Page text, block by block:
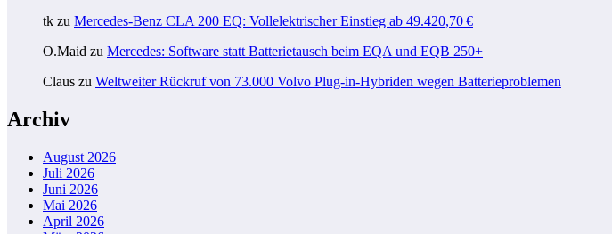
tk zu Mercedes-Benz CLA 200 EQ: Vollelektrischer Einstieg ab 49.420,70 €
O.Maid zu Mercedes: Software statt Batterietausch beim EQA und EQB 250+
Claus zu Weltweiter Rückruf von 73.000 Volvo Plug-in-Hybriden wegen Batterieproblemen
Archiv
August 2026
Juli 2026
Juni 2026
Mai 2026
April 2026